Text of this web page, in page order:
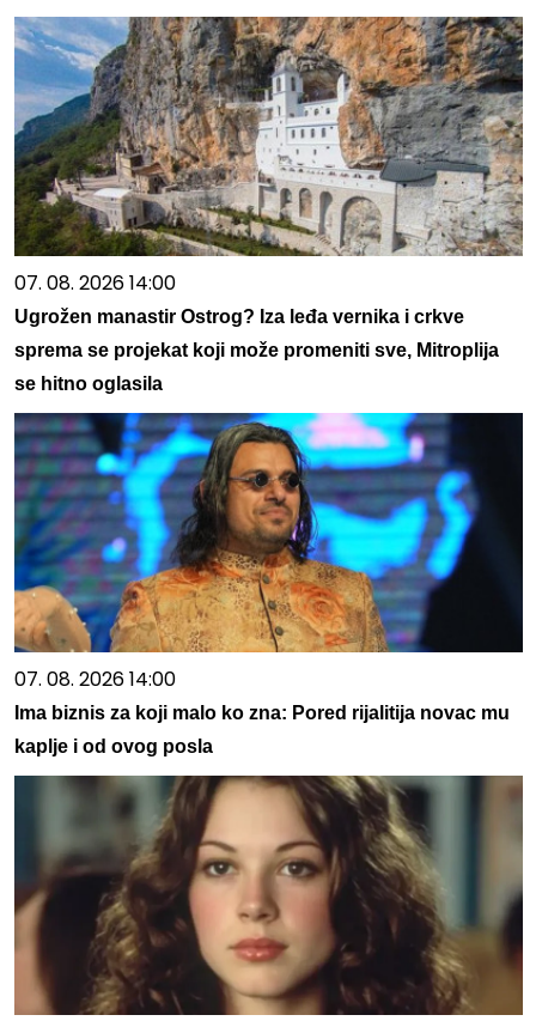
07. 08. 2026 14:00
Ugrožen manastir Ostrog? Iza leđa vernika i crkve
sprema se projekat koji može promeniti sve, Mitroplija
se hitno oglasila
07. 08. 2026 14:00
Ima biznis za koji malo ko zna: Pored rijalitija novac mu
kaplje i od ovog posla